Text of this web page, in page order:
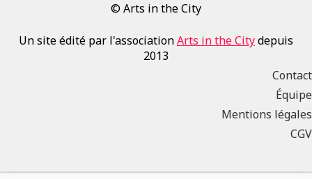
© Arts in the City
Un site édité par l'associationArts in the Citydepuis
2013
Contact
Équipe
Mentions légales
CGV